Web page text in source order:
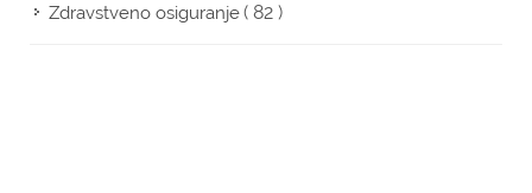
Zdravstveno osiguranje( 82 )